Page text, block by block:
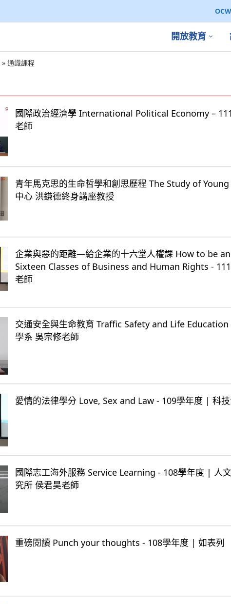
開放教育
» 通識課程
國際政治經濟學 International Political Economy –
老師
青年馬克思的生命哲學和創思歷程 The Study of
中心 洪鎌德終身講座教授
企業與惡的距離—給企業的十六堂人權課 How to be
Sixteen Classes of Business and Human Rights -
老師
交通安全與生命教育 Traffic Safety and Life
學系 吳宗修老師
愛情的法律學分 Love, Sex and Law - 109學年度 | 科
國際志工海外服務 Service Learning - 108學年度 | 人
究所 侯君昊老師
重磅閱讀 Punch your thoughts - 108學年度 | 如表列